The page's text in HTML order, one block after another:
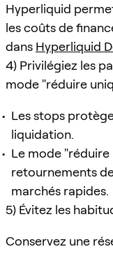
Hyperliquid
les coûts de
dans Hyperliquid
4) Privilégiez les
mode "réduire
Les stops
liquidation.
Le mode
retournements
marchés rapides.
5) Évitez les
Conservez une